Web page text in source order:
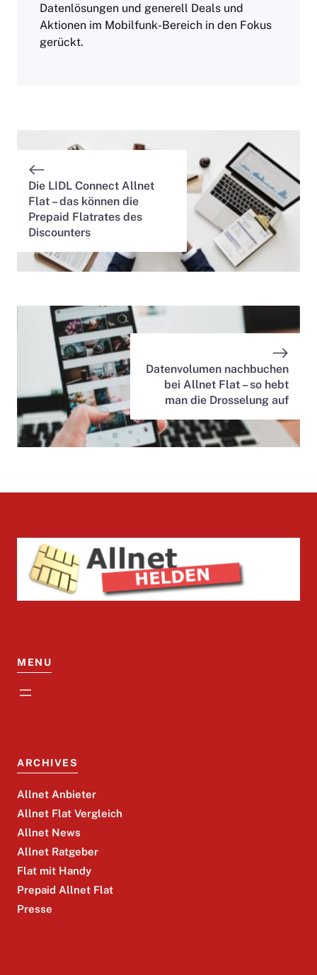
Datenlösungen und generell Deals und
Aktionen im Mobilfunk-Bereich in den Fokus
gerückt.
Die LIDL Connect Allnet
Flat – das können die
Prepaid Flatrates des
Discounters
Datenvolumen nachbuchen
bei Allnet Flat – so hebt
man die Drosselung auf
MENU
ARCHIVES
Allnet Anbieter
Allnet Flat Vergleich
Allnet News
Allnet Ratgeber
Flat mit Handy
Prepaid Allnet Flat
Presse